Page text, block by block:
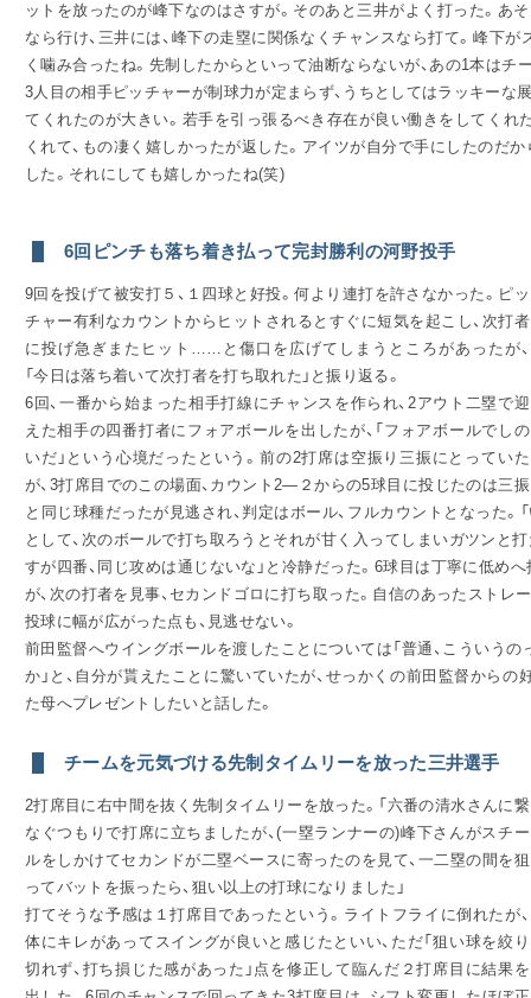
ットを放ったのが峰下なのはさすが。そのあと三井がよく打った。あ
なら行け、三井には、峰下の走塁に関係なくチャンスなら打て。峰下
く噛み合ったね。先制したからといって油断ならないが、あの1本はチ
3人目の相手ピッチャーが制球力が定まらず、うちとしてはラッキーな
てくれたのが大きい。若手を引っ張るべき存在が良い働きをしてくれ
くれて、もの凄く嬉しかったが返した。アイツが自分で手にしたのだ
した。それにしても嬉しかったね(笑)
6回ピンチも落ち着き払って完封勝利の河野投手
9回を投げて被安打５、１四球と好投。何より連打を許さなかった。ピッ
チャー有利なカウントからヒットされるとすぐに短気を起こし、次打者
に投げ急ぎまたヒット……と傷口を広げてしまうところがあったが、
「今日は落ち着いて次打者を打ち取れた」と振り返る。
6回、一番から始まった相手打線にチャンスを作られ、2アウト二塁で迎
えた相手の四番打者にフォアボールを出したが、「フォアボールでしの
いだ」という心境だったという。前の2打席は空振り三振にとっていた
が、3打席目でのこの場面、カウント2―２からの5球目に投じたのは三振
と同じ球種だったが見逃され、判定はボール、フルカウントとなった。
として、次のボールで打ち取ろうとそれが甘く入ってしまいガツンと打
すが四番、同じ攻めは通じないな」と冷静だった。6球目は丁寧に低め
が、次の打者を見事、セカンドゴロに打ち取った。自信のあったストレ
投球に幅が広がった点も、見逃せない。
前田監督へウイングボールを渡したことについては「普通、こういう
か」と、自分が貰えたことに驚いていたが、せっかくの前田監督からの
た母へプレゼントしたいと話した。
チームを元気づける先制タイムリーを放った三井選手
2打席目に右中間を抜く先制タイムリーを放った。「六番の清水さんに繋
なぐつもりで打席に立ちましたが、(一塁ランナーの)峰下さんがスチー
ルをしかけてセカンドが二塁ベースに寄ったのを見て、一二塁の間を狙
ってバットを振ったら、狙い以上の打球になりました」
打てそうな予感は１打席目であったという。ライトフライに倒れたが、
体にキレがあってスイングが良いと感じたといい、ただ「狙い球を絞り
切れず、打ち損じた感があった」点を修正して臨んだ２打席目に結果を